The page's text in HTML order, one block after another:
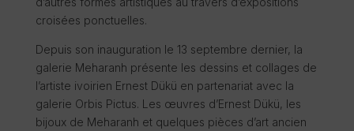
croisées ponctuelles.
Depuis son inauguration le 13 septembre dernier, la
galerie Meharanh présente les dessins et collages de
l’artiste ivoirien Ernest Dükü en partenariat avec la
galerie Orbis Pictus. Les œuvres d’Ernest Dükü, les
bijoux de Meharanh et quelques pièces d’art ancien